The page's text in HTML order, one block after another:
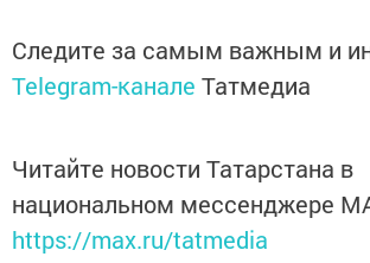
Следите за самым важным и
Telegram-канале Татмедиа
Читайте новости Татарстана в
национальном мессенджере
https://max.ru/tatmedia